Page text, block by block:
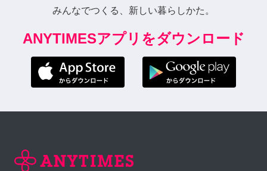
みんなでつくる、新しい暮らしかた。
ANYTIMESアプリをダウンロード